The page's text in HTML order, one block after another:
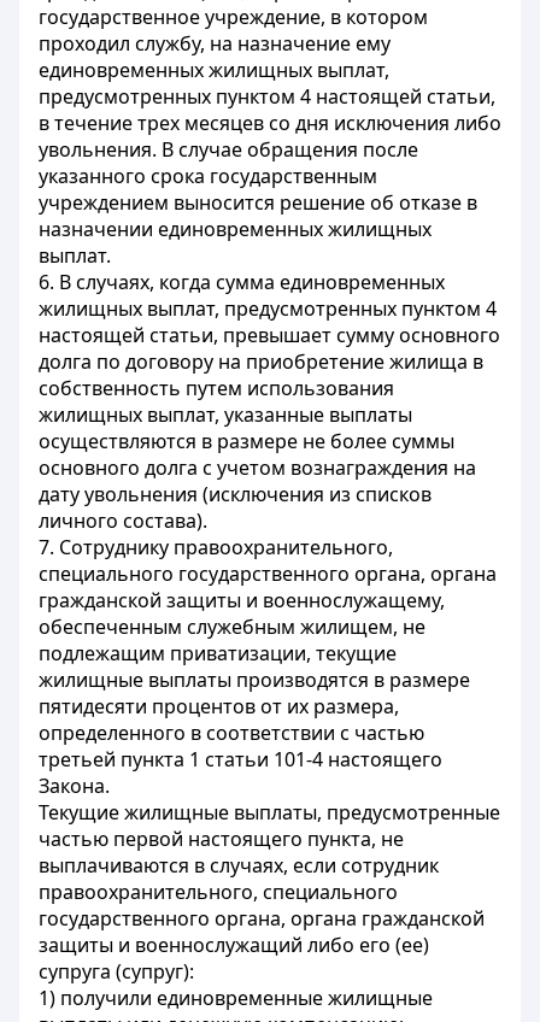
государственное учреждение, в котором
проходил службу, на назначение ему
единовременных жилищных выплат,
предусмотренных пунктом 4 настоящей статьи,
в течение трех месяцев со дня исключения либо
увольнения. В случае обращения после
указанного срока государственным
учреждением выносится решение об отказе в
назначении единовременных жилищных
выплат.
6. В случаях, когда сумма единовременных
жилищных выплат, предусмотренных пунктом 4
настоящей статьи, превышает сумму основного
долга по договору на приобретение жилища в
собственность путем использования
жилищных выплат, указанные выплаты
осуществляются в размере не более суммы
основного долга с учетом вознаграждения на
дату увольнения (исключения из списков
личного состава).
7. Сотруднику правоохранительного,
специального государственного органа, органа
гражданской защиты и военнослужащему,
обеспеченным служебным жилищем, не
подлежащим приватизации, текущие
жилищные выплаты производятся в размере
пятидесяти процентов от их размера,
определенного в соответствии с частью
третьей пункта 1 статьи 101-4 настоящего
Закона.
Текущие жилищные выплаты, предусмотренные
частью первой настоящего пункта, не
выплачиваются в случаях, если сотрудник
правоохранительного, специального
государственного органа, органа гражданской
защиты и военнослужащий либо его (ее)
супруга (супруг):
1) получили единовременные жилищные